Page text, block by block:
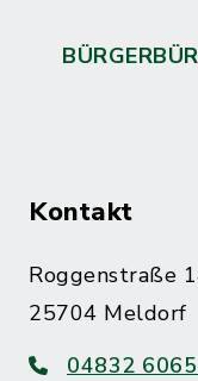
Kontakt
Roggenstraße
25704 Meldorf
04832